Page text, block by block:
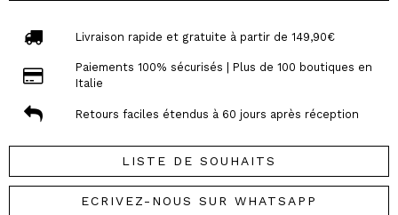
Livraison rapide et gratuite à partir de 149,90€
Paiements 100% sécurisés | Plus de 100 boutiques en
Italie
Retours faciles étendus à 60 jours après réception
LISTE DE SOUHAITS
ECRIVEZ-NOUS SUR WHATSAPP